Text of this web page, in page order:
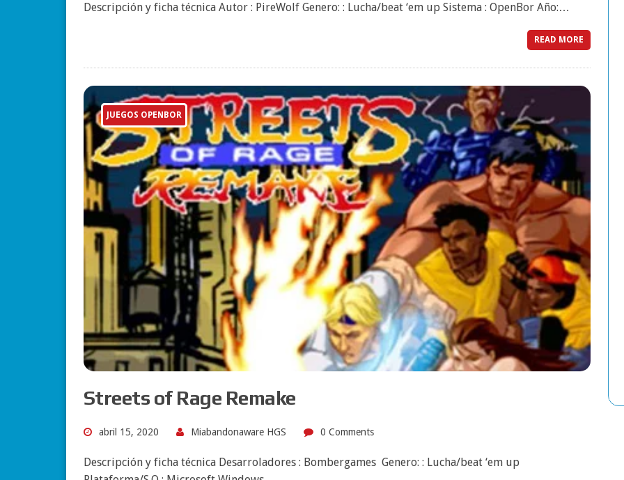
Descripción y ficha técnica Autor : PireWolf Genero: : Lucha/beat ‘em up Sistema : OpenBor Año:…
READ MORE
JUEGOS OPENBOR
Streets of Rage Remake
abril 15, 2020 Miabandonaware HGS 0 Comments
Descripción y ficha técnica Desarroladores : Bombergames Genero: : Lucha/beat ‘em up